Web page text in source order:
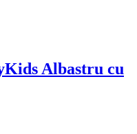
Albastru cu